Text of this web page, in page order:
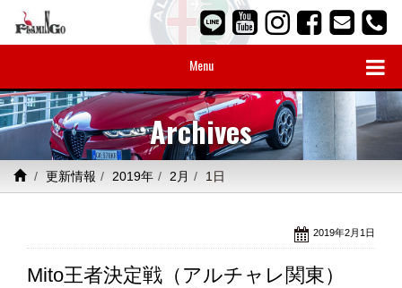
Menu
Archives
更新情報 2019年 2月 1日
2019年2月1日
Mito王者決定戦（アルチャレ関東）